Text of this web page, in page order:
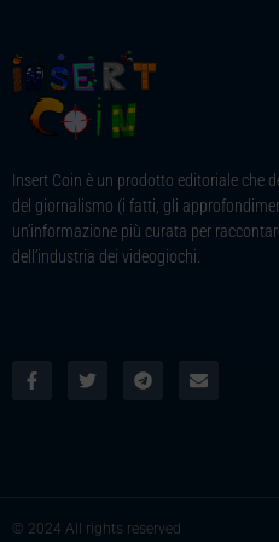
Insert Coin è un prodotto editoriale che
del giornalismo (i fatti, gli
un’informazione più curata per
dell’industria dei videogiochi.
© 2024 All rights reserved